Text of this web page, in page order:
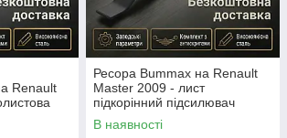
Renault
Ресора Bummax на Renault
Master 2009 - лист
підкорінний підсилювач
В наявності